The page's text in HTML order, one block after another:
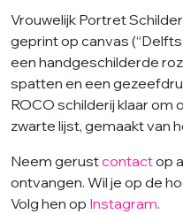
Vrouwelijk Portret
geprint op canvas
een handgeschilderde
spatten en een
ROCO schilderij klaar om
zwarte lijst, gemaakt van
Neem gerustcontactop
ontvangen. Wil je op de
Volg hen op Instagram.